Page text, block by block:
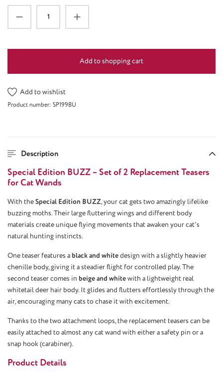
Product Quantity: Enter the desired amount
Add to shopping cart
Add to wishlist
Product number: SP199BU
Description
Special Edition BUZZ – Set of 2 Replacement Teasers
for Cat Wands
With theSpecial Edition BUZZ, your cat gets two amazingly lifelike
buzzing moths. Their large fluttering wings and different body
materials create unique flying movements that awaken your cat's
natural hunting instincts.
One teaser features a black and whitedesign with a slightly heavier
chenille body, giving it a steadier flight for controlled play. The
second teaser comes in beige and whitewith a lightweight real
whitetail deer hair body. It glides and flutters effortlessly through the
air, encouraging many cats to chase it with excitement.
Thanks to the two attachment loops, the replacement teasers can be
easily attached to almost any cat wand with either a safety pin or a
snap hook (carabiner).
Product Details